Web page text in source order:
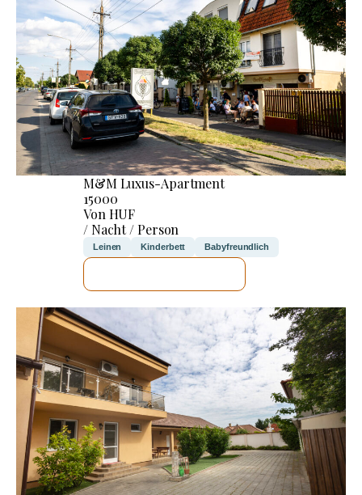
M&M Luxus-Apartment
15000
Von HUF
/ Nacht / Person
Leinen Kinderbett Babyfreundlich